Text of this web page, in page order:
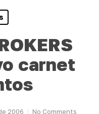
carnet
2006 No Comments